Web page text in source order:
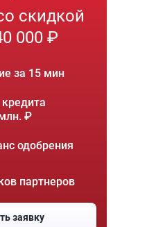
скидкой
000 ₽
за 15 мин
₽
одобрения
партнеров
заявку